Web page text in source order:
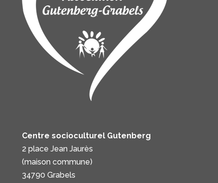
Centre socioculturel Gutenberg
2 place Jean Jaurès
(maison commune)
34790 Grabels